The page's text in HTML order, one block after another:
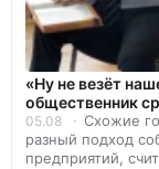
«Ну не везёт
общественник
05.08
Схожие
разный подход
предприятий,